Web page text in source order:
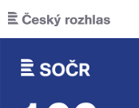
Přejít k hlavnímu obsahu